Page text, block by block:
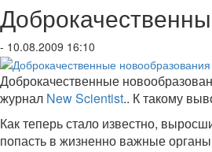
- 10.08.2009 16:10
Доброкачественные
журнал New Scientist.. К такому
Как теперь стало известно,
попасть в жизненно важные